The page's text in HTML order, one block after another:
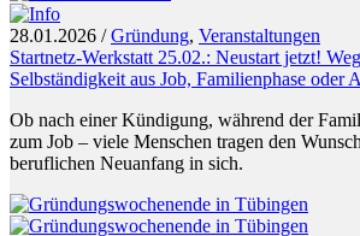
28.01.2026 /Gründung, Veranstaltungen
Startnetz-Werkstatt 25.02.: Neustart jetzt!
Selbständigkeit aus Job, Familienphase oder
Ob nach einer Kündigung, während der
zum Job – viele Menschen tragen den
beruflichen Neuanfang in sich.